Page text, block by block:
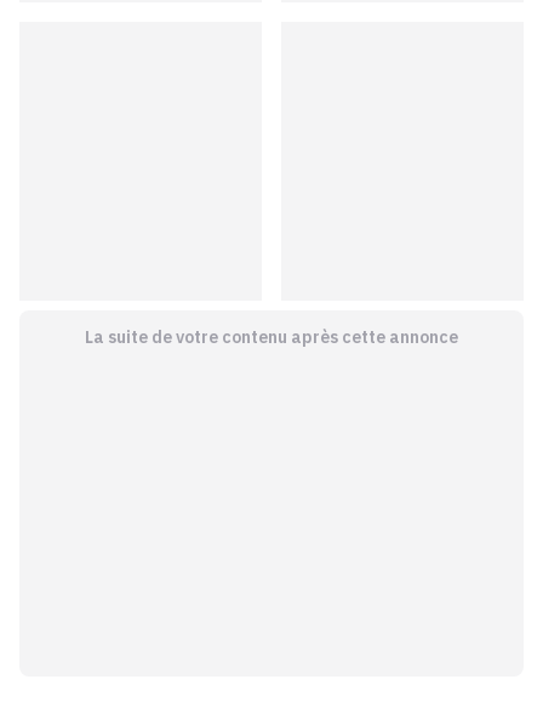
La suite de votre contenu après cette annonce